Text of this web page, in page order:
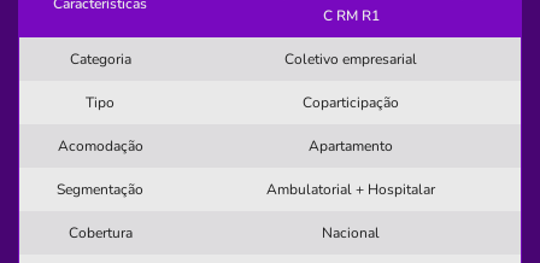
ltdame
Quero saber mais
Características
C RM R1
Categoria Coletivo empresarial
Tipo Coparticipação
Acomodação Apartamento
Segmentação Ambulatorial + Hospitalar
Cobertura Nacional